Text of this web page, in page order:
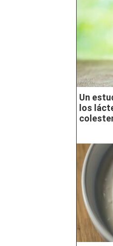
Un
los